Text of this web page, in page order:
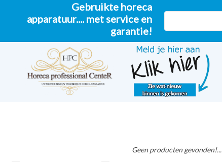
Gebruikte horeca
apparatuur.... met service en
garantie!
Geen producten gevonden!...